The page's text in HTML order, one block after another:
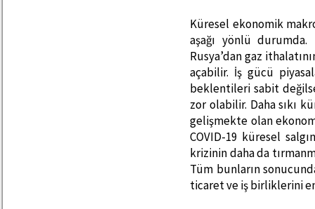
Küresel ekonomik
aşağı yönlü durumda.
Rusya’dan gaz
açabilir. İş gücü
beklentileri sabit
zor olabilir. Daha sıkı
gelişmekte olan
COVID-19 küresel
krizinin daha da
Tüm bunların
ticaret ve iş birliklerini